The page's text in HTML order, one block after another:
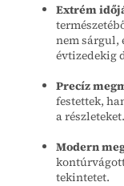
Extrém
nem sárgul,
évtizedekig
Precíz
festettek,
a részleteket.
Modern
tekintetet.